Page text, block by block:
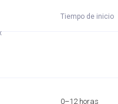
Max
Tiempo de inicio
0–12 horas